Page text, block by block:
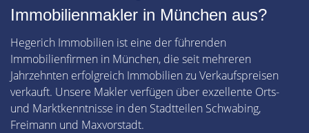
Immobilienmakler in München aus?
Hegerich Immobilien ist eine der führenden
Immobilienfirmen in München, die seit mehreren
Jahrzehnten erfolgreich Immobilien zu Verkaufspreisen
verkauft. Unsere Makler verfügen über exzellente Orts-
und Marktkenntnisse in den Stadtteilen Schwabing,
Freimann und Maxvorstadt.